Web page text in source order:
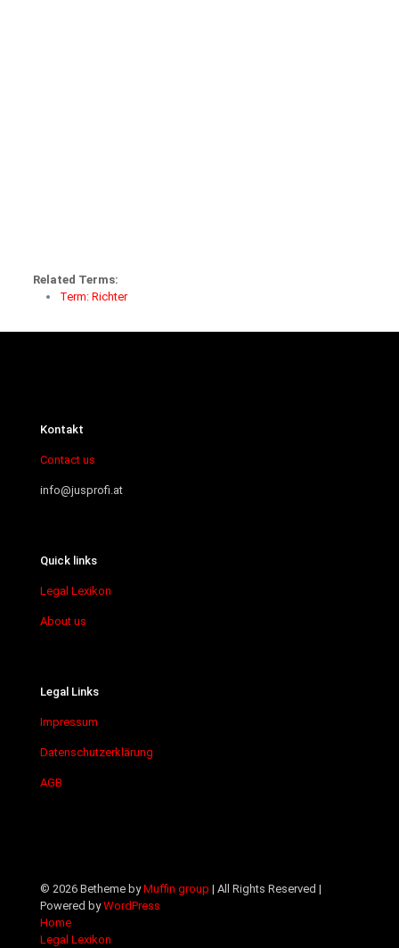
Related Terms:
Term: Richter
Kontakt
Contact us
info@jusprofi.at
Quick links
Legal Lexikon
About us
Legal Links
Impressum
Datenschutzerklärung
AGB
© 2026 Betheme byMuffin group | All Rights Reserved |
Powered byWordPress
Home
Legal Lexikon